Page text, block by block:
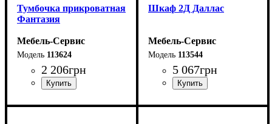
Тумбочка прикроватная
Фантазия
Мебель-Сервис
113624
2 206грн
Шкаф 2Д Даллас
Мебель-Сервис
113544
5 067грн